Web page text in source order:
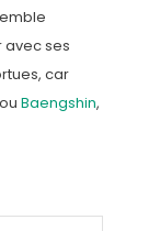
avec ses
car
ou Baengshin,